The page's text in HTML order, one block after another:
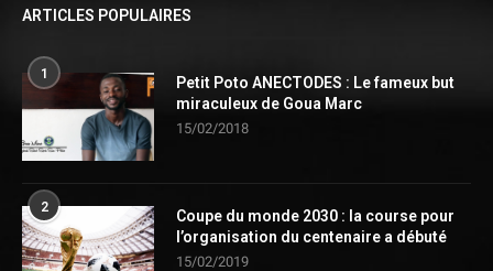
ARTICLES POPULAIRES
1
Petit Poto ANECTODES : Le fameux but
miraculeux de Goua Marc
15/02/2018
2
Coupe du monde 2030 : la course pour
l’organisation du centenaire a débuté
15/02/2019